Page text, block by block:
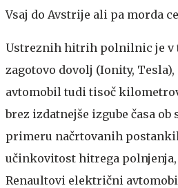
Vsaj do Avstrije ali pa morda
Ustreznih hitrih polnilnic je v
zagotovo dovolj (Ionity,
avtomobil tudi tisoč
brez izdatnejše izgube časa ob
primeru načrtovanih
učinkovitost hitrega polnjenja,
Renaultovi električni